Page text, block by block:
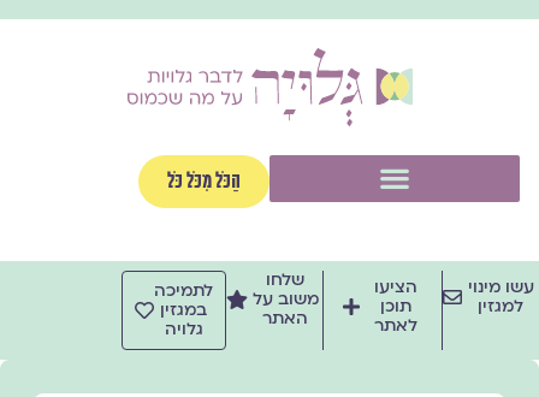
לתוכן
הַכֹּל מִכֹּל כֹּל
עשו מינוי
למגזין
הציעו
תוכן
לאתר
שלחו
משוב על
האתר
לתמיכה
במגזין
גלויה